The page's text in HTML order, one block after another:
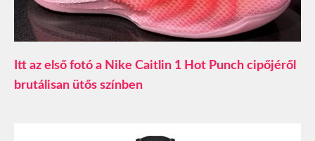
Itt az első fotó a Nike Caitlin 1 Hot Punch cipőjéről
brutálisan ütős színben